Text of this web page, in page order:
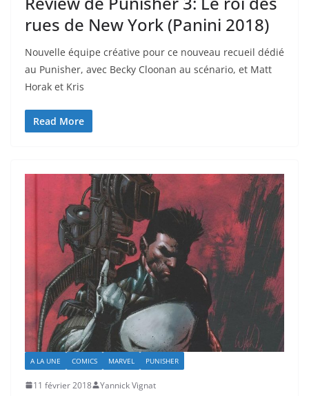
rues de New York (Panini 2018)
Nouvelle équipe créative pour ce nouveau recueil dédié
au Punisher, avec Becky Cloonan au scénario, et Matt
Horak et Kris
Read More
A LA UNE COMICS MARVEL PUNISHER
11 février 2018 Yannick Vignat